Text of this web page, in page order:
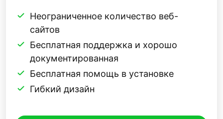
Неограниченное количество веб-
сайтов
Бесплатная поддержка и хорошо
документированная
Бесплатная помощь в установке
Гибкий дизайн